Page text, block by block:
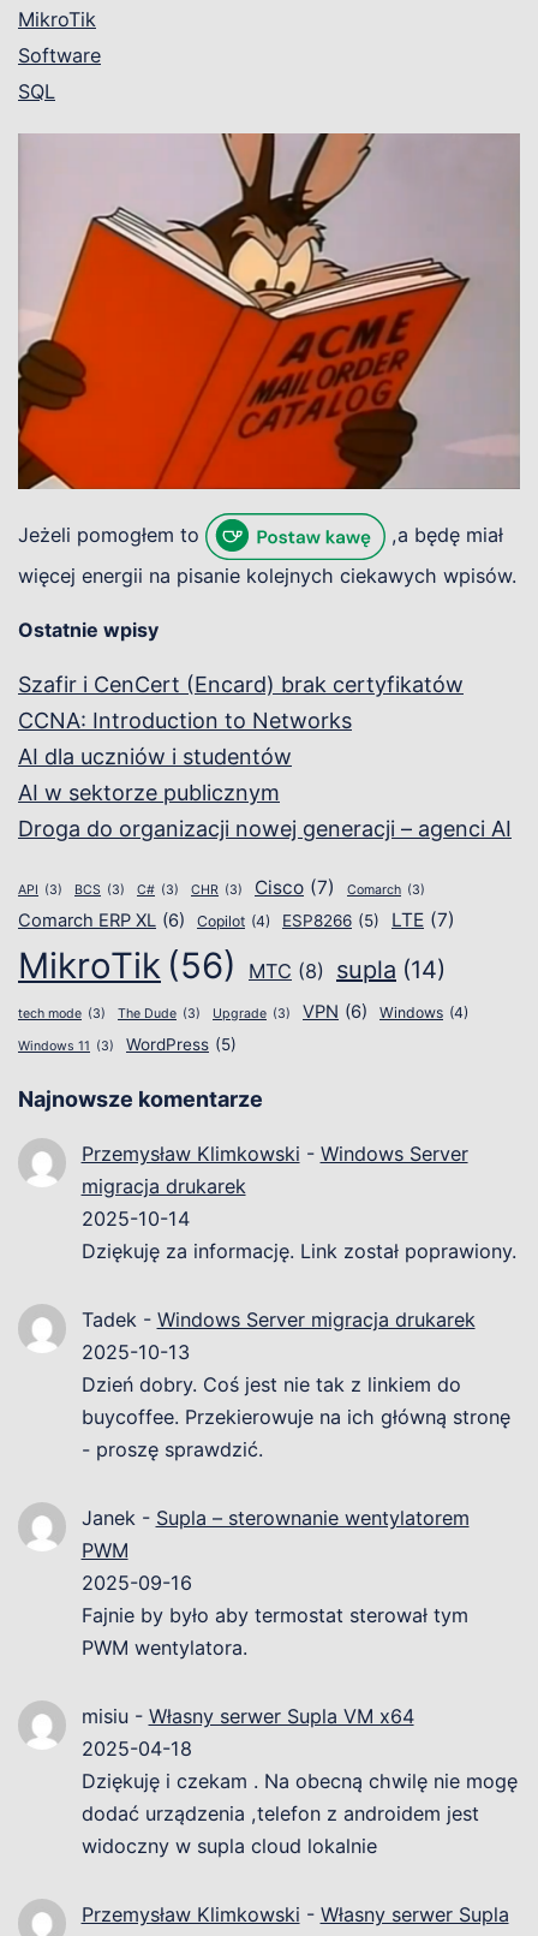
MikroTik
Software
SQL
Jeżeli pomogłem to
,a będę miał
więcej energii na pisanie kolejnych ciekawych wpisów.
Ostatnie wpisy
Szafir i CenCert (Encard) brak certyfikatów
CCNA: Introduction to Networks
AI dla uczniów i studentów
AI w sektorze publicznym
Droga do organizacji nowej generacji – agenci AI
API (3) BCS (3) C# (3) CHR (3) Cisco (7) Comarch (3)
Comarch ERP XL (6) Copilot (4) ESP8266 (5) LTE (7)
MikroTik (56) MTC (8) supla (14)
tech mode (3) The Dude (3) Upgrade (3) VPN (6) Windows (4)
Windows 11 (3) WordPress (5)
Najnowsze komentarze
Przemysław Klimkowski - Windows Server
migracja drukarek
2025-10-14
Dziękuję za informację. Link został poprawiony.
Tadek- Windows Server migracja drukarek
2025-10-13
Dzień dobry. Coś jest nie tak z linkiem do
buycoffee. Przekierowuje na ich główną stronę
- proszę sprawdzić.
Janek- Supla – sterownanie wentylatorem
PWM
2025-09-16
Fajnie by było aby termostat sterował tym
PWM wentylatora.
misiu- Własny serwer Supla VM x64
2025-04-18
Dziękuję i czekam . Na obecną chwilę nie mogę
dodać urządzenia ,telefon z androidem jest
widoczny w supla cloud lokalnie
Przemysław Klimkowski - Własny serwer Supla